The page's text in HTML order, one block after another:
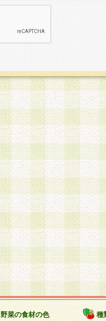
野菜の食材の色 種